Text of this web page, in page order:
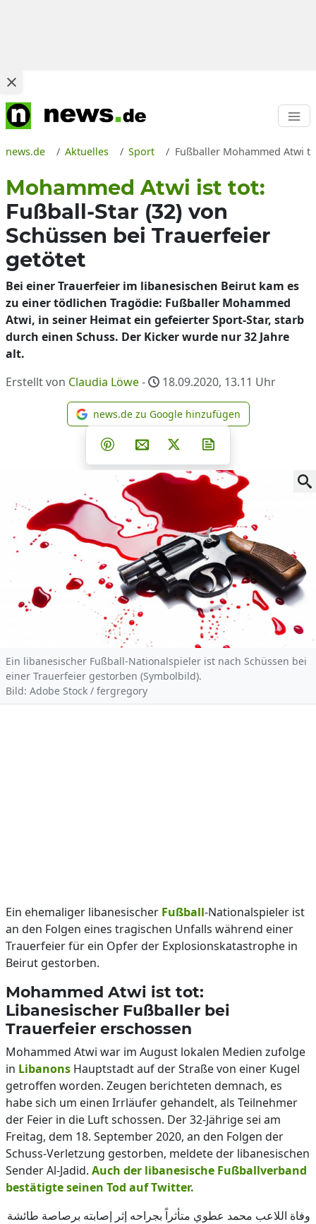
news.de Aktuelles Sport Fußballer Mohammed Atwi
Mohammed Atwi ist tot:
Fußball-Star (32) von
Schüssen bei Trauerfeier
getötet
Bei einer Trauerfeier im libanesischen Beirut kam es
zu einer tödlichen Tragödie: Fußballer Mohammed
Atwi, in seiner Heimat ein gefeierter Sport-Star, starb
durch einen Schuss. Der Kicker wurde nur 32 Jahre
alt.
Erstellt von Claudia Löwe- 18.09.2020, 13.11 Uhr
news.de zu Google
news.de zu Google hinzufügen
Teilen auf Facebook
Teilen auf Whatsapp
Teilen auf Telegram
Teilen auf Pinterest
Per E-Mail teilen
Post auf X
Ein libanesischer Fußball-Nationalspieler ist nach Schüssen bei
einer Trauerfeier gestorben (Symbolbild).
Bild: Adobe Stock / fergregory
Ein ehemaliger libanesischer Fußball-Nationalspieler ist
an den Folgen eines tragischen Unfalls während einer
Trauerfeier für ein Opfer der Explosionskatastrophe in
Beirut gestorben.
Mohammed Atwi ist tot:
Libanesischer Fußballer bei
Trauerfeier erschossen
Mohammed Atwi war im August lokalen Medien zufolge
in Libanons Hauptstadt auf der Straße von einer Kugel
getroffen worden. Zeugen berichteten demnach, es
habe sich um einen Irrläufer gehandelt, als Teilnehmer
der Feier in die Luft schossen. Der 32-Jährige sei am
Freitag, dem 18. September 2020, an den Folgen der
Schuss-Verletzung gestorben, meldete der libanesischen
Sender Al-Jadid. Auch der libanesische Fußballverband
bestätigte seinen Tod auf Twitter.
وفاة اللاعب محمد عطوي متأثراً بجراحه إثر إصابته برصاصة طائشة